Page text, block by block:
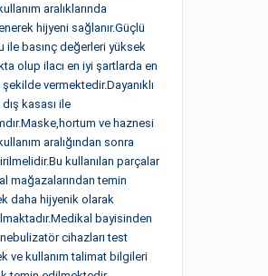
aralıklarında
hijyeni sağlanır.Güçlü
ile basınç değerleri yüksek
olup ilacı en iyi şartlarda en
vermektedir.Dayanıklı
kasası ile
ve haznesi
aralığından sonra
kullanılan parçalar
mağazalarından temin
daha hijyenik olarak
bayisinden
nebulizatör cihazları test
ve kullanım talimat bilgileri